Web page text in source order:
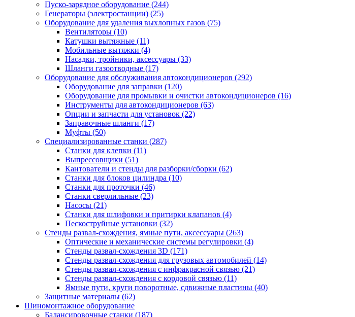
Пуско-зарядное оборудование (244)
Генераторы (электростанции) (25)
Оборудование для удаления выхлопных газов (75)
Вентиляторы (10)
Катушки вытяжные (11)
Мобильные вытяжки (4)
Насадки, тройники, аксессуары (33)
Шланги газоотводные (17)
Оборудование для обслуживания автокондиционеров (292)
Оборудование для заправки (120)
Оборудование для промывки и очистки автокондиционеров (16)
Инструменты для автокондиционеров (63)
Опции и запчасти для установок (22)
Заправочные шланги (17)
Муфты (50)
Специализированные станки (287)
Станки для клепки (11)
Выпрессовщики (51)
Кантователи и стенды для разборки/сборки (62)
Станки для блоков цилиндра (10)
Станки для проточки (46)
Станки сверлильные (23)
Насосы (21)
Станки для шлифовки и притирки клапанов (4)
Пескоструйные установки (32)
Стенды развал-схождения, ямные пути, аксессуары (263)
Оптические и механические системы регулировки (4)
Стенды развал-схождения 3D (171)
Стенды развал-схождения для грузовых автомобилей (14)
Стенды развал-схождения с инфракрасной связью (21)
Стенды развал-схождения с кордовой связью (11)
Ямные пути, круги поворотные, сдвижные пластины (40)
Защитные материалы (62)
Шиномонтажное оборудование
Балансировочные станки (187)